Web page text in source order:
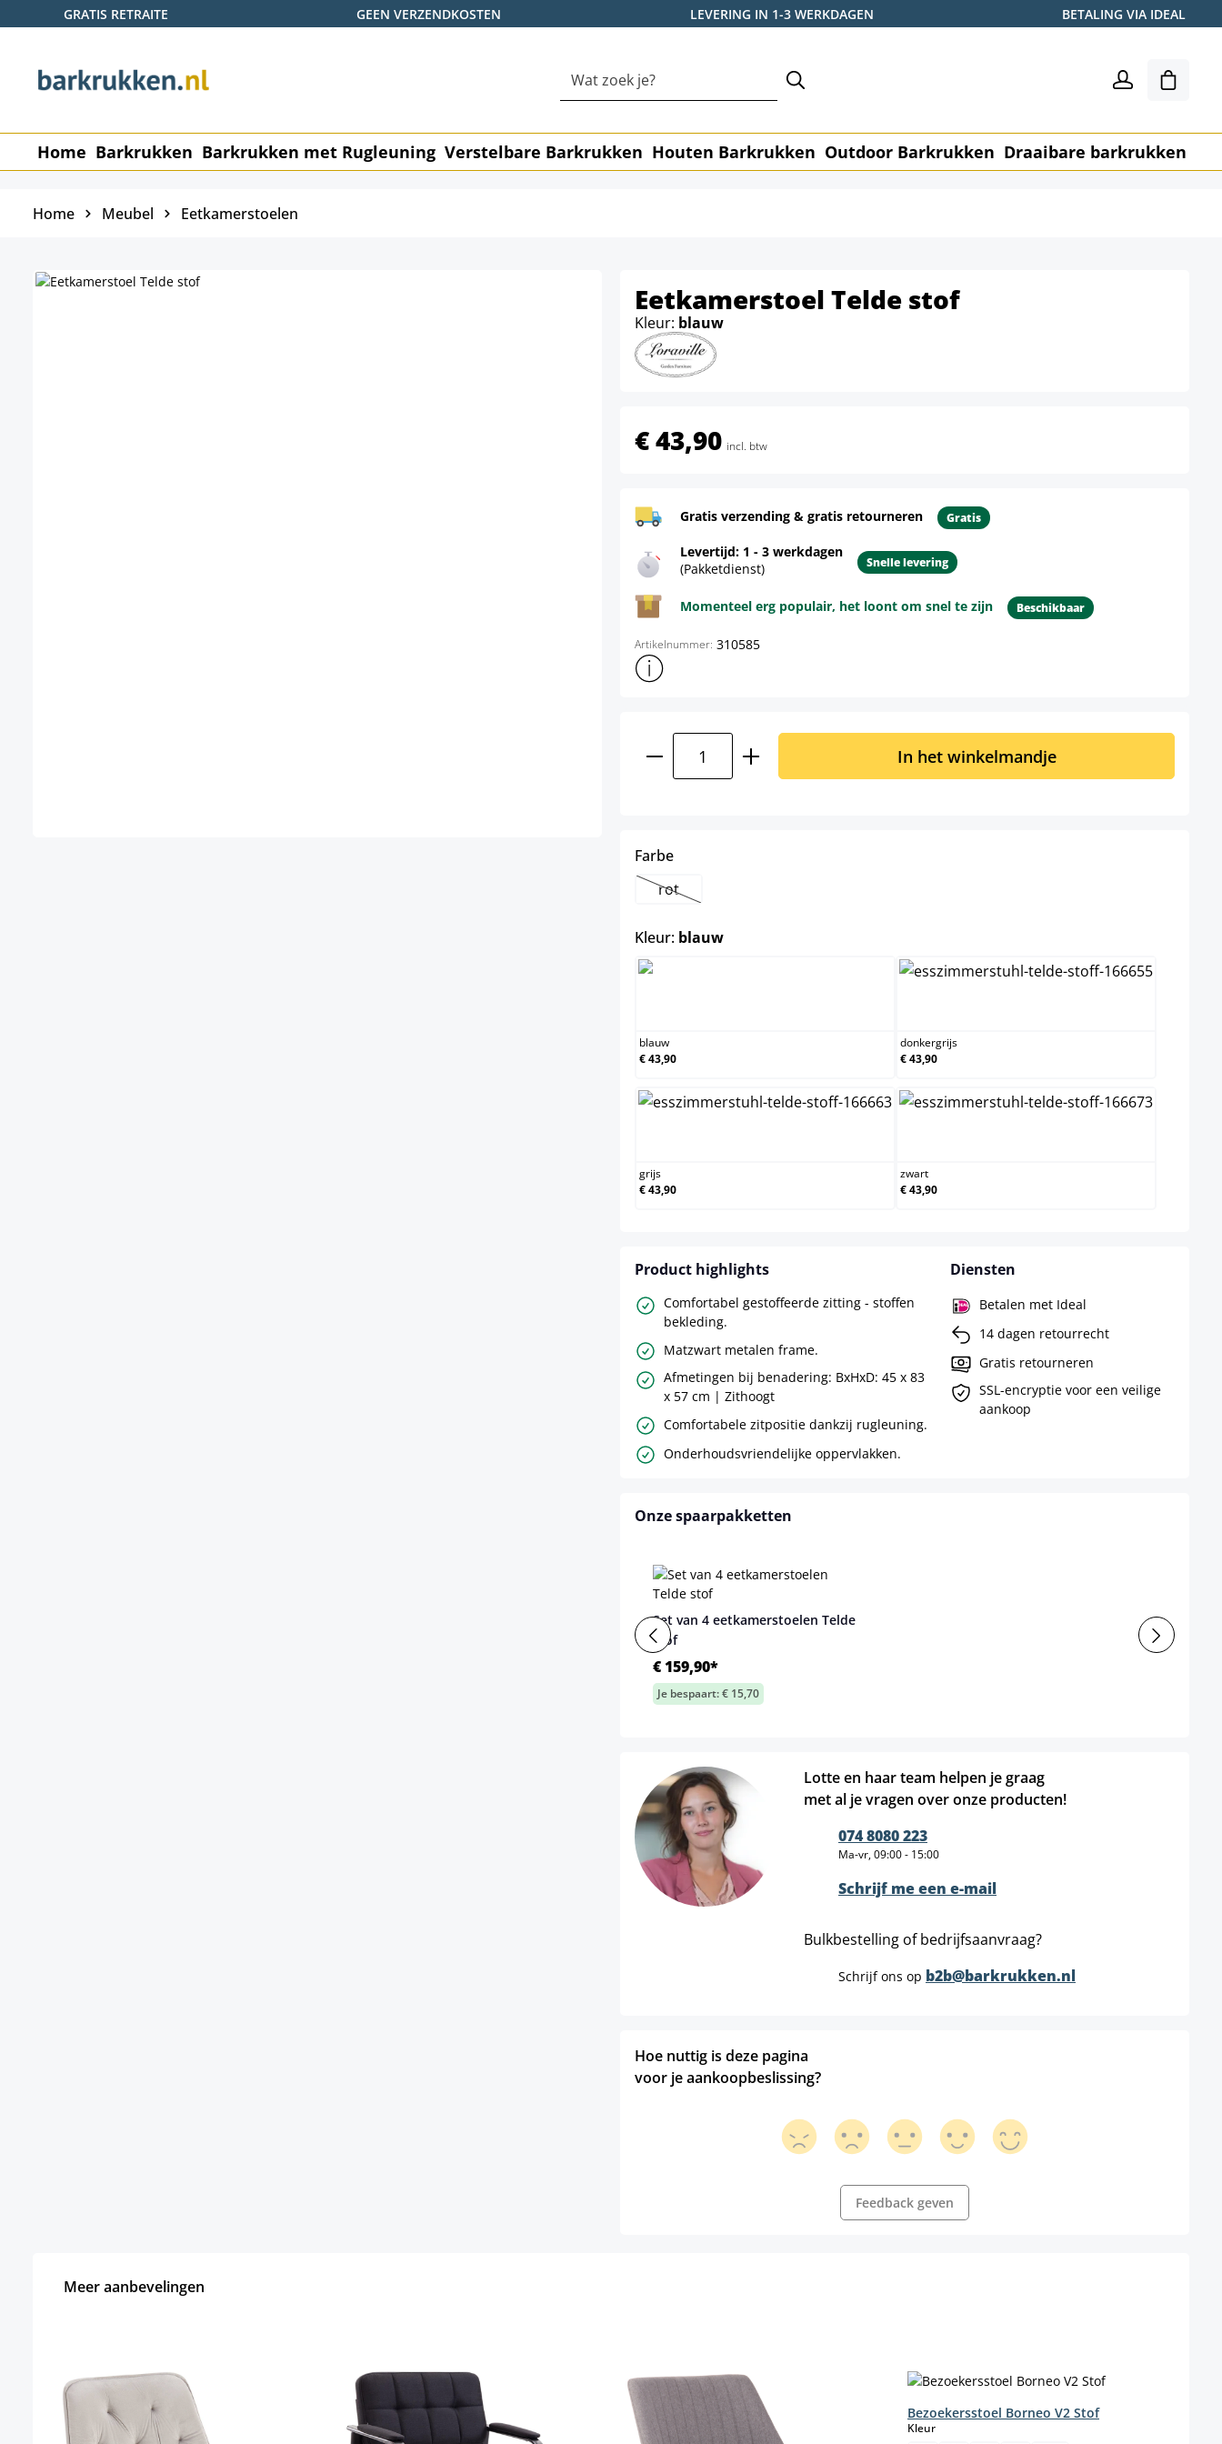
de hoofdinhoud
Ga naar de zoekopdracht
Ga naar de hoofdnavigatie
GRATIS RETRAITE GEEN VERZENDKOSTEN LEVERING IN 1-3 WERKDAGEN BETALING VIA IDEAL
Home Barkrukken Barkrukken met Rugleuning Verstelbare Barkrukken Houten Barkrukken Outdoor Barkrukken Draaibare barkrukken
Home Meubel Eetkamerstoelen
Eetkamerstoel Telde stof
Kleur: blauw
€ 43,90 incl. btw
Gratis verzending & gratis retourneren Gratis
Levertijd: 1 - 3 werkdagen
(Pakketdienst)
Snelle levering
Momenteel erg populair, het loont om snel te zijn Beschikbaar
Artikelnummer: 310585
Toon meer productinformatie
Producthoeveelheid: Voer de gewenste hoeveelheid in
In het winkelmandje
Farbeselect
rot(Deze optie is momenteel niet beschikbaar.)
Kleur: blauwselect
blauw
€ 43,90
donkergrijs
€ 43,90
grijs
€ 43,90
zwart
€ 43,90
Product highlights
Comfortabel gestoffeerde zitting - stoffen
bekleding.
Matzwart metalen frame.
Afmetingen bij benadering: BxHxD: 45 x 83
x 57 cm | Zithoogt
Comfortabele zitpositie dankzij rugleuning.
Onderhoudsvriendelijke oppervlakken.
Diensten
Betalen met Ideal
14 dagen retourrecht
Gratis retourneren
SSL-encryptie voor een veilige
aankoop
Onze spaarpakketten
Set van 4 eetkamerstoelen Telde
stof
€ 159,90*
Je bespaart: € 15,70
Lotte en haar team helpen je graag
met al je vragen over onze producten!
074 8080 223
Ma-vr, 09:00 - 15:00
Schrijf me een e-mail
Bulkbestelling of bedrijfsaanvraag?
Schrijf ons op b2b@barkrukken.nl
Hoe nuttig is deze pagina
voor je aankoopbeslissing?
Feedback geven
Meer aanbevelingen
Bezoekersstoel Borneo V2 Stof
Kleurselect